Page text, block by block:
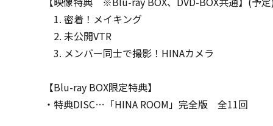
1. 密着！メイキング
2. 未公開VTR
3. メンバー同士で撮影！HINAカメラ
【Blu-ray BOX限定特典】
・特典DISC…「HINA ROOM」完全版 全11回